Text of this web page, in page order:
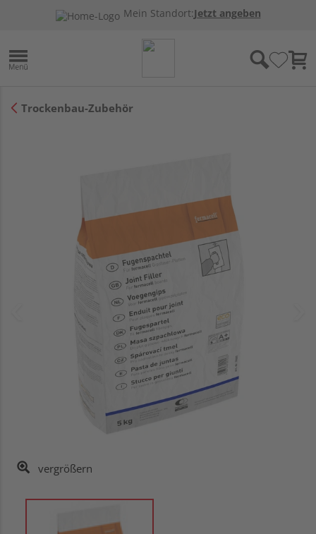
Mein Standort:Jetzt angeben
Trockenbau-Zubehör
vergrößern